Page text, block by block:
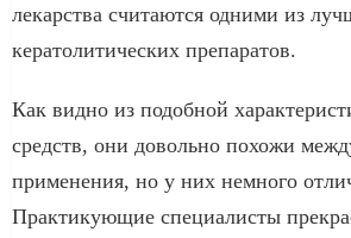
лекарства считаются одними из
кератолитических препаратов.
Как видно из подобной
средств, они довольно похожи
применения, но у них немного
Практикующие специалисты